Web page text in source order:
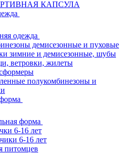
КАПСУЛА
одежда
демисезонные и пуховые
зимние и демисезонные, шубы
ветровки, жилеты
полукомбинезоны и
форма
6-16 лет
6-16 лет
питомцев